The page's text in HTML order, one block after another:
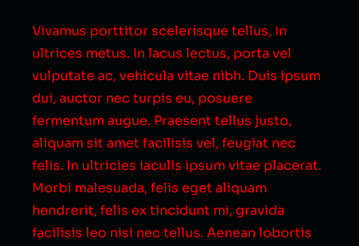
Vivamus porttitor scelerisque tellus, in
ultrices metus. In lacus lectus, porta vel
vulputate ac, vehicula vitae nibh. Duis ipsum
dui, auctor nec turpis eu, posuere
fermentum augue. Praesent tellus justo,
aliquam sit amet facilisis vel, feugiat nec
felis. In ultricies iaculis ipsum vitae placerat.
Morbi malesuada, felis eget aliquam
hendrerit, felis ex tincidunt mi, gravida
facilisis leo nisi nec tellus. Aenean lobortis